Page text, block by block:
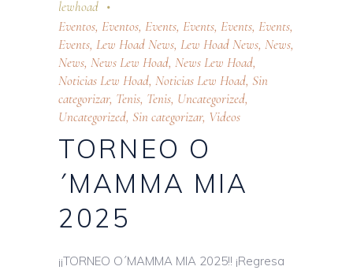
lewhoad
Eventos, Eventos, Events, Events, Events, Events,
Events, Lew Hoad News, Lew Hoad News, News,
News, News Lew Hoad, News Lew Hoad,
Noticias Lew Hoad, Noticias Lew Hoad, Sin
categorizar, Tenis, Tenis, Uncategorized,
Uncategorized, Sin categorizar, Videos
TORNEO O
´MAMMA MIA
2025
¡¡TORNEO O´MAMMA MIA 2025!! ¡Regresa